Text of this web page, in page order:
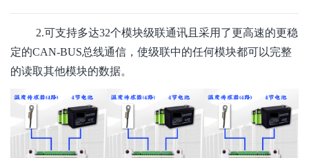
2.可支持多达32个模块级联通讯且采用了更高速的更稳
定的CAN-BUS总线通信，使级联中的任何模块都可以完整
的读取其他模块的数据。